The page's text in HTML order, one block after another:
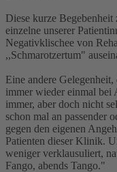
Diese kurze
einzelne unserer
Negativklischee von
,,Schmarotzertum"
Eine andere
immer wieder einmal bei
immer, aber doch nicht
schon mal an passender
gegen den eigenen
Patienten dieser Klinik.
weniger verklausuliert,
Fango, abends Tango."